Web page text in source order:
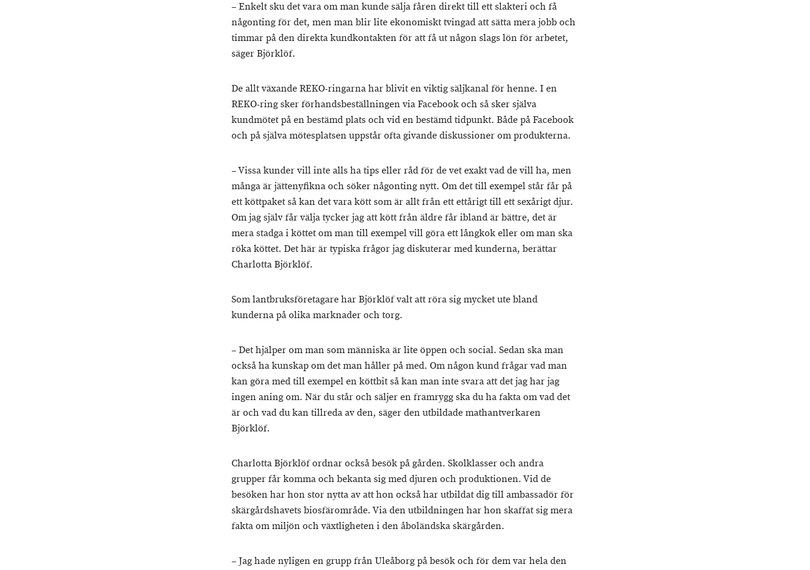
– Enkelt sku det vara om man kunde sälja fåren direkt till ett slakteri och få
någonting för det, men man blir lite ekonomiskt tvingad att sätta mera jobb och
timmar på den direkta kundkontakten för att få ut någon slags lön för arbetet,
säger Björklöf.
De allt växande REKO-ringarna har blivit en viktig säljkanal för henne. I en
REKO-ring sker förhandsbeställningen via Facebook och så sker själva
kundmötet på en bestämd plats och vid en bestämd tidpunkt. Både på Facebook
och på själva mötesplatsen uppstår ofta givande diskussioner om produkterna.
– Vissa kunder vill inte alls ha tips eller råd för de vet exakt vad de vill ha, men
många är jättenyfikna och söker någonting nytt. Om det till exempel står får på
ett köttpaket så kan det vara kött som är allt från ett ettårigt till ett sexårigt djur.
Om jag själv får välja tycker jag att kött från äldre får ibland är bättre, det är
mera stadga i köttet om man till exempel vill göra ett långkok eller om man ska
röka köttet. Det här är typiska frågor jag diskuterar med kunderna, berättar
Charlotta Björklöf.
Som lantbruksföretagare har Björklöf valt att röra sig mycket ute bland
kunderna på olika marknader och torg.
– Det hjälper om man som människa är lite öppen och social. Sedan ska man
också ha kunskap om det man håller på med. Om någon kund frågar vad man
kan göra med till exempel en köttbit så kan man inte svara att det jag har jag
ingen aning om. När du står och säljer en framrygg ska du ha fakta om vad det
är och vad du kan tillreda av den, säger den utbildade mathantverkaren
Björklöf.
Charlotta Björklöf ordnar också besök på gården. Skolklasser och andra
grupper får komma och bekanta sig med djuren och produktionen. Vid de
besöken har hon stor nytta av att hon också har utbildat dig till ambassadör för
skärgårdshavets biosfärområde. Via den utbildningen har hon skaffat sig mera
fakta om miljön och växtligheten i den åboländska skärgården.
– Jag hade nyligen en grupp från Uleåborg på besök och för dem var hela den